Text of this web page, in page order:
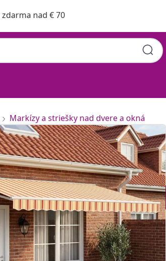
nad € 70
Markízy a striešky nad dvere a okná